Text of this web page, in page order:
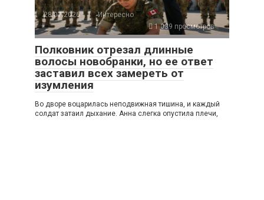
28.07.2026
Интересно
1 039 просмотров
Полковник отрезал длинные
волосы новобранки, но ее ответ
заставил всех замереть от
изумления
Во дворе воцарилась неподвижная тишина, и каждый
солдат затаил дыхание. Анна слегка опустила плечи,